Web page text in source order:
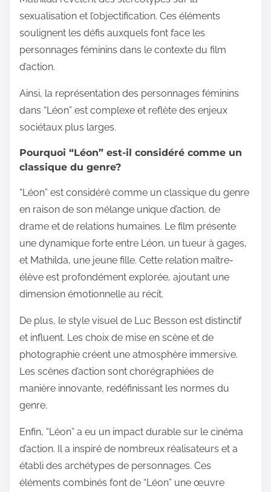
sexualisation et l’objectification. Ces éléments
soulignent les défis auxquels font face les
personnages féminins dans le contexte du film
d’action.
Ainsi, la représentation des personnages féminins
dans “Léon” est complexe et reflète des enjeux
sociétaux plus larges.
Pourquoi “Léon” est-il considéré comme un
classique du genre?
“Léon” est considéré comme un classique du genre
en raison de son mélange unique d’action, de
drame et de relations humaines. Le film présente
une dynamique forte entre Léon, un tueur à gages,
et Mathilda, une jeune fille. Cette relation maître-
élève est profondément explorée, ajoutant une
dimension émotionnelle au récit.
De plus, le style visuel de Luc Besson est distinctif
et influent. Les choix de mise en scène et de
photographie créent une atmosphère immersive.
Les scènes d’action sont chorégraphiées de
manière innovante, redéfinissant les normes du
genre.
Enfin, “Léon” a eu un impact durable sur le cinéma
d’action. Il a inspiré de nombreux réalisateurs et a
établi des archétypes de personnages. Ces
éléments combinés font de “Léon” une œuvre